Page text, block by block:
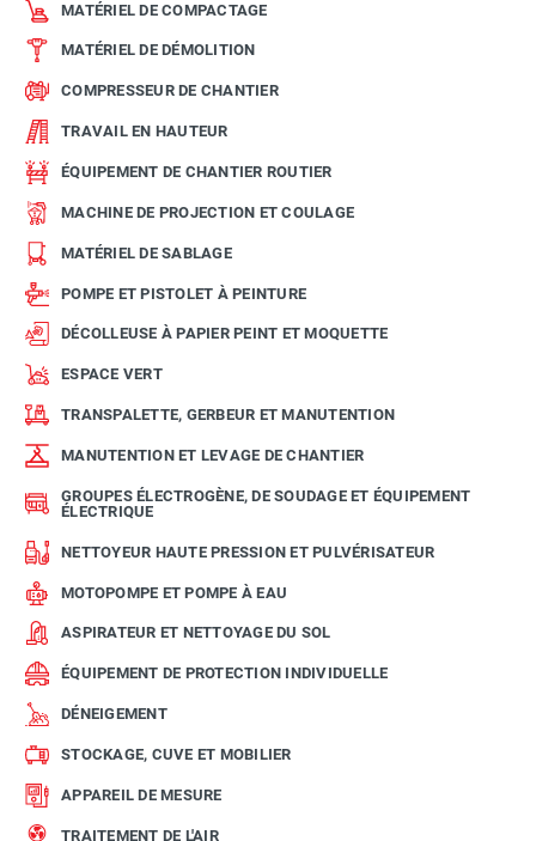
MATÉRIEL DE COMPACTAGE
MATÉRIEL DE DÉMOLITION
COMPRESSEUR DE CHANTIER
TRAVAIL EN HAUTEUR
ÉQUIPEMENT DE CHANTIER ROUTIER
MACHINE DE PROJECTION ET COULAGE
MATÉRIEL DE SABLAGE
POMPE ET PISTOLET À PEINTURE
DÉCOLLEUSE À PAPIER PEINT ET MOQUETTE
ESPACE VERT
TRANSPALETTE, GERBEUR ET MANUTENTION
MANUTENTION ET LEVAGE DE CHANTIER
GROUPES ÉLECTROGÈNE, DE SOUDAGE ET ÉQUIPEMENT
ÉLECTRIQUE
NETTOYEUR HAUTE PRESSION ET PULVÉRISATEUR
MOTOPOMPE ET POMPE À EAU
ASPIRATEUR ET NETTOYAGE DU SOL
ÉQUIPEMENT DE PROTECTION INDIVIDUELLE
DÉNEIGEMENT
STOCKAGE, CUVE ET MOBILIER
APPAREIL DE MESURE
TRAITEMENT DE L'AIR